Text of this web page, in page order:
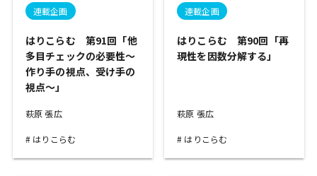
連載企画
はりこらむ 第91回「他
多目チェックの必要性～
作り手の視点、受け手の
視点～」
萩原 張広
はりこらむ
連載企画
はりこらむ 第90回「再
現性を因数分解する」
萩原 張広
はりこらむ